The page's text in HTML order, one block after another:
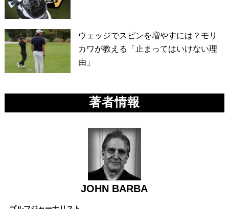
ウェッジでスピンを増やすには？モリ
カワが教える「止まってはいけない理
由」
著者情報
JOHN BARBA